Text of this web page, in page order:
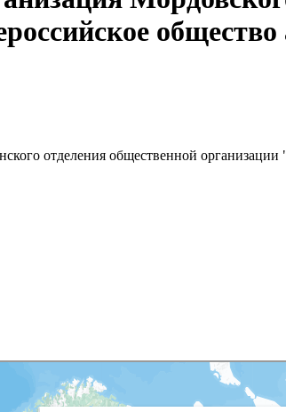
отделения общественной